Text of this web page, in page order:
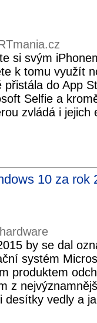
si svým
k tomu využít
přistála do App
Selfie a
zvládá i
10 za rok
by se dal
systém
produktem
z
desítky vedly a